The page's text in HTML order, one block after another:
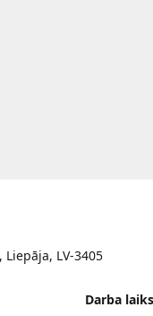
Liepāja, LV-3405
Darba laiks